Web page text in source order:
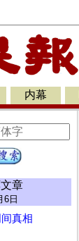
内幕
章
6日
真相